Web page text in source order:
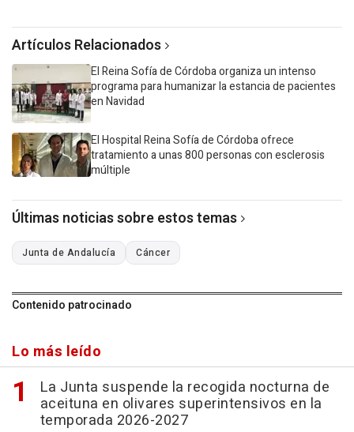
Artículos Relacionados
El Reina Sofía de Córdoba organiza un intenso
programa para humanizar la estancia de pacientes
en Navidad
El Hospital Reina Sofía de Córdoba ofrece
tratamiento a unas 800 personas con esclerosis
múltiple
Últimas noticias sobre estos temas
Junta de Andalucía Cáncer
Contenido patrocinado
Lo más leído
La Junta suspende la recogida nocturna de
aceituna en olivares superintensivos en la
temporada 2026-2027